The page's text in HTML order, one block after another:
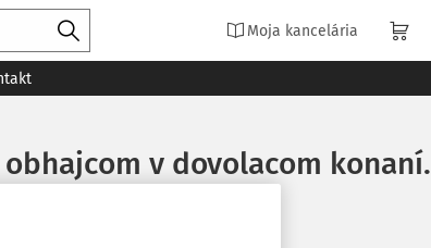
Moja kancelária
v dovolacom konaní.